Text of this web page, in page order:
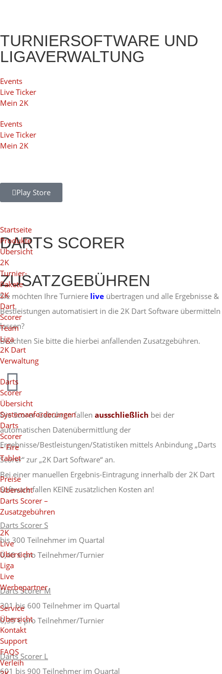
TURNIERSOFTWARE UND
LIGAVERWALTUNG
Events
Live Ticker
Mein 2K
Events
Live Ticker
Mein 2K
Play Store
Startseite
Produkte
Übersicht
2K
Turnier-
Pakete
2K
Dart
Scorer
Team
Liga
2K Dart
Verwaltung
Darts
Scorer
Übersicht
Systemanforderungen
Darts
Scorer
– Fire
Tablet
Preise
Übersicht
Darts Scorer –
Zusatzgebühren
2K
Live
Übersicht
Liga
Live
Werbepartner
Service
Übersicht
Kontakt
Support
FAQS
Verleih
DARTS SCORER
ZUSATZGEBÜHREN
Sie möchten Ihre Turniere live übertragen und alle Ergebnisse &
Bestleistungen automatisiert in die 2K Dart Software übermitteln
lassen?
Beachten Sie bitte die hierbei anfallenden Zusatzgebühren.
Die Scorer-Gebühren fallen ausschließlich bei der
automatischen Datenübermittlung der
Ergebnisse/Bestleistungen/Statistiken mittels Anbindung „Darts
Scorer“ zur „2K Dart Software“ an.
Bei einer manuellen Ergebnis-Eintragung innerhalb der 2K Dart
Software fallen KEINE zusätzlichen Kosten an!
Darts Scorer S
bis 300 Teilnehmer im Quartal
0,40 € pro Teilnehmer/Turnier
Darts Scorer M
301 bis 600 Teilnehmer im Quartal
0,35 € pro Teilnehmer/Turnier
Darts Scorer L
601 bis 900 Teilnehmer im Quartal